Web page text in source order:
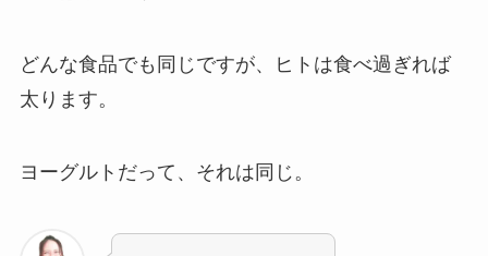
どんな食品でも同じですが、ヒトは食べ過ぎれば
太ります。
ヨーグルトだって、それは同じ。